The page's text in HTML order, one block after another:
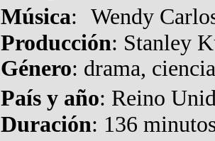
Música: Wendy
Producción: Stanley
Género: drama,
País y año: Reino
Duración: 136